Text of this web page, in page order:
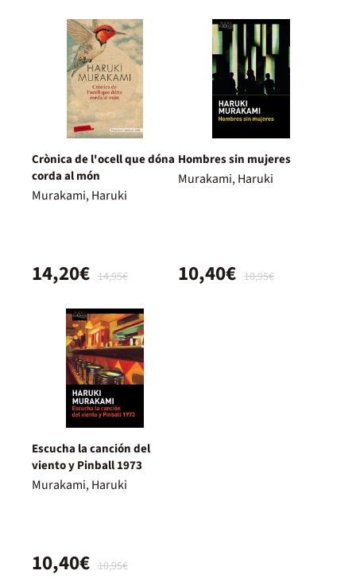
Crònica de l'ocell que dóna
corda al món
Murakami, Haruki
14,95€
14,20€
Hombres sin mujeres
Murakami, Haruki
10,95€
10,40€
Escucha la canción del
viento y Pinball 1973
Murakami, Haruki
10,95€
10,40€